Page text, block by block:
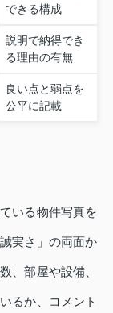
できる構成
説明で納得でき
る理由の有無
良い点と弱点を
公平に記載
いる物件写真を
実さ」の両面か
、部屋や設備、
るか、コメント